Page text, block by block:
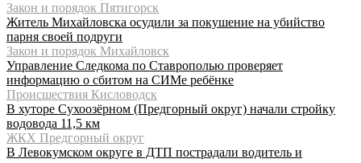
Закон и порядок Пятигорск
Житель Михайловска осудили за покушение на убийство
парня своей подруги
Закон и порядок Михайловск
Управление Следкома по Ставрополью проверяет
информацию о сбитом на СИМе ребёнке
Происшествия Кисловодск
В хуторе Сухоозёрном (Предгорный округ) начали стройку
водовода 11,5 км
ЖКХ Предгорный округ
В Левокумском округе в ДТП пострадали водитель и